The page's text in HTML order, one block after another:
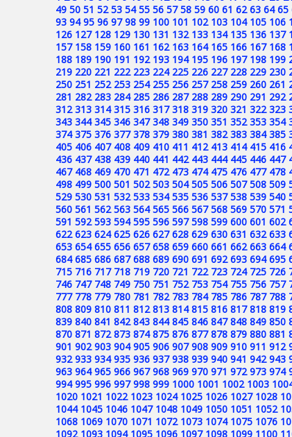
49 50 51 52 53 54 55 56 57 58 59 60 61 62 63 64 65
93 94 95 96 97 98 99 100 101 102 103 104 105 106
126 127 128 129 130 131 132 133 134 135 136 137
157 158 159 160 161 162 163 164 165 166 167 168
188 189 190 191 192 193 194 195 196 197 198 199
219 220 221 222 223 224 225 226 227 228 229 230
250 251 252 253 254 255 256 257 258 259 260 261
281 282 283 284 285 286 287 288 289 290 291 292
312 313 314 315 316 317 318 319 320 321 322 323
343 344 345 346 347 348 349 350 351 352 353 354
374 375 376 377 378 379 380 381 382 383 384 385
405 406 407 408 409 410 411 412 413 414 415 416
436 437 438 439 440 441 442 443 444 445 446 447
467 468 469 470 471 472 473 474 475 476 477 478
498 499 500 501 502 503 504 505 506 507 508 509
529 530 531 532 533 534 535 536 537 538 539 540
560 561 562 563 564 565 566 567 568 569 570 571
591 592 593 594 595 596 597 598 599 600 601 602
622 623 624 625 626 627 628 629 630 631 632 633
653 654 655 656 657 658 659 660 661 662 663 664
684 685 686 687 688 689 690 691 692 693 694 695
715 716 717 718 719 720 721 722 723 724 725 726
746 747 748 749 750 751 752 753 754 755 756 757
777 778 779 780 781 782 783 784 785 786 787 788
808 809 810 811 812 813 814 815 816 817 818 819
839 840 841 842 843 844 845 846 847 848 849 850
870 871 872 873 874 875 876 877 878 879 880 881
901 902 903 904 905 906 907 908 909 910 911 912
932 933 934 935 936 937 938 939 940 941 942 943
963 964 965 966 967 968 969 970 971 972 973 974
994 995 996 997 998 999 1000 1001 1002 1003
1020 1021 1022 1023 1024 1025 1026 1027 1028
1044 1045 1046 1047 1048 1049 1050 1051 1052
1068 1069 1070 1071 1072 1073 1074 1075 1076
1092 1093 1094 1095 1096 1097 1098 1099 1100